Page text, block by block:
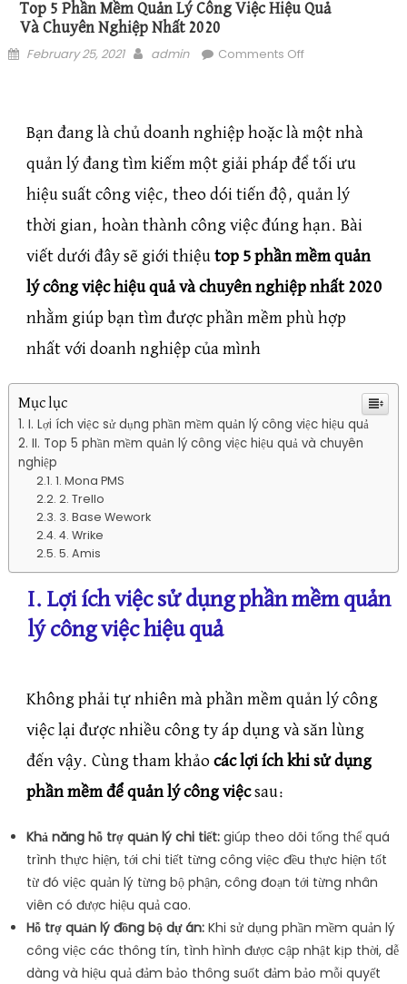
Top 5 Phần Mềm Quản Lý Công Việc Hiệu Quả
Và Chuyên Nghiệp Nhất 2020
Posted on
February 25, 2021 Author
admin Comments Offon Top 5 phần
nghiệp nhất 2020
Bạn đang là chủ doanh nghiệp hoặc là một nhà
quản lý đang tìm kiếm một giải pháp để tối ưu
hiệu suất công việc, theo dói tiến độ, quản lý
thời gian, hoàn thành công việc đúng hạn. Bài
viết dưới đây sẽ giới thiệu top 5 phần mềm quản
lý công việc hiệu quả và chuyên nghiệp nhất 2020
nhằm giúp bạn tìm được phần mềm phù hợp
nhất với doanh nghiệp của mình
Mục lục
I. Lợi ích việc sử dụng phần mềm quản lý công việc hiệu quả
II. Top 5 phần mềm quản lý công việc hiệu quả và chuyên
nghiệp
1. Mona PMS
2. Trello
3. Base Wework
4. Wrike
5. Amis
I. Lợi ích việc sử dụng phần mềm quản
lý công việc hiệu quả
Không phải tự nhiên mà phần mềm quản lý công
việc lại được nhiều công ty áp dụng và săn lùng
đến vậy. Cùng tham khảo các lợi ích khi sử dụng
phần mềm để quản lý công việcsau:
Khả năng hỗ trợ quản lý chi tiết:giúp theo dõi tổng thể quá
trình thực hiện, tới chi tiết từng công việc đều thực hiện tốt
từ đó việc quản lý từng bộ phận, công đoạn tới từng nhân
viên có được hiệu quả cao.
Hỗ trợ quản lý đồng bộ dự án: Khi sử dụng phần mềm quản lý
công việc các thông tín, tình hình được cập nhật kịp thời, dễ
dàng và hiệu quả đảm bảo thông suốt đảm bảo mỗi quyết